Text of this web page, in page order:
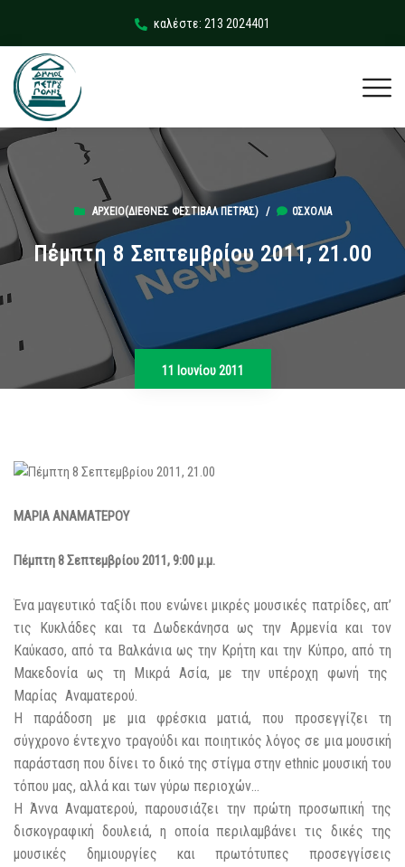
καλέστε: 213 2024401
ΑΡΧΕΊΟ(ΔΙΕΘΝΈΣ ΦΕΣΤΙΒΆΛ ΠΈΤΡΑΣ)/ 0ΣΧΌΛΙΑ
Πέμπτη 8 Σεπτεμβρίου 2011, 21.00
11 Ιουνίου 2011
ΜΑΡΙΑ ΑΝΑΜΑΤΕΡΟΥ
Πέμπτη 8 Σεπτεμβρίου 2011, 9:00 μ.μ.
Ένα μαγευτικό ταξίδι που ενώνει μικρές μουσικές πατρίδες, απ’
τις Κυκλάδες και τα Δωδεκάνησα ως την Αρμενία και τον
Καύκασο, από τα Βαλκάνια ως την Κρήτη και την Κύπρο, από τη
Μακεδονία ως τη Μικρά Ασία, με την υπέροχη φωνή της
Μαρίας Αναματερού.
Η παράδοση με μια φρέσκια ματιά, που προσεγγίζει τη
σύγχρονο έντεχνο τραγούδι και ποιητικός λόγος σε μια μουσική
παράσταση που δίνει το δικό της στίγμα στην ethnic μουσική του
τόπου μας, αλλά και των γύρω περιοχών…
Η Άννα Αναματερού, παρουσιάζει την πρώτη προσωπική της
δισκογραφική δουλειά, η οποία περιλαμβάνει τις δικές της
μουσικές δημιουργίες και πρωτότυπες προσεγγίσεις